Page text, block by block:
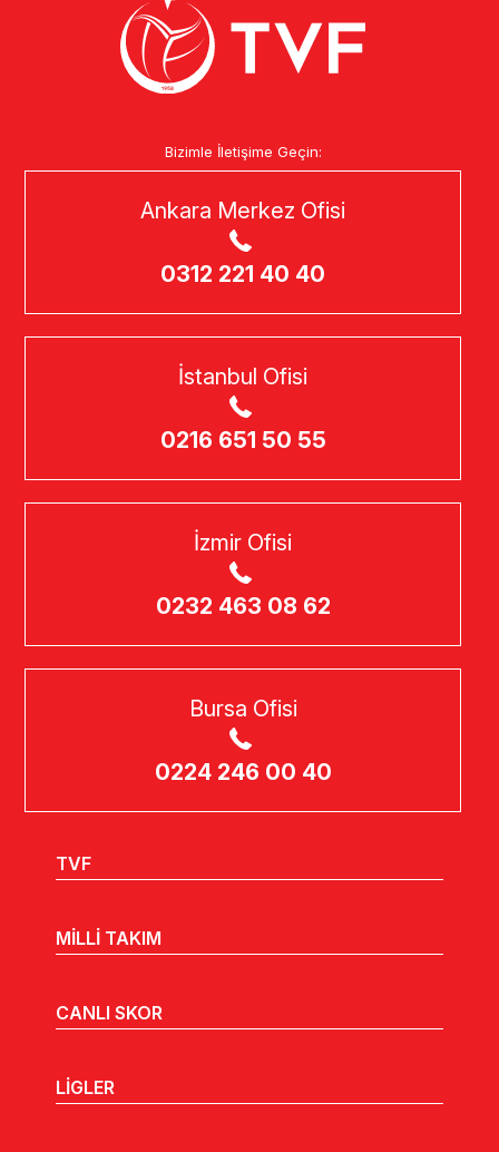
Bizimle İletişime Geçin:
Ankara Merkez Ofisi
0312 221 40 40
İstanbul Ofisi
0216 651 50 55
İzmir Ofisi
0232 463 08 62
Bursa Ofisi
0224 246 00 40
TVF
MİLLİ TAKIM
CANLI SKOR
LİGLER